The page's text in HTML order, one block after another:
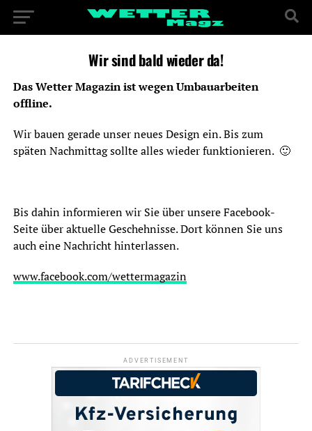
Wir sind bald wieder da!
Das Wetter Magazin ist wegen Umbauarbeiten
offline.
Wir bauen gerade unser neues Design ein. Bis zum
späten Nachmittag sollte alles wieder funktionieren. 🙂
Bis dahin informieren wir Sie über unsere Facebook-
Seite über aktuelle Geschehnisse. Dort können Sie uns
auch eine Nachricht hinterlassen.
www.facebook.com/wettermagazin
ADVERTISEMENT